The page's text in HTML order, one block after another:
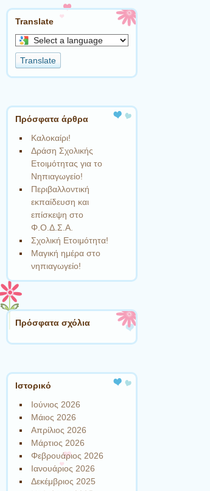
Translate
Select
a
language
to
this
page
Translate
Πρόσφατα άρθρα
Καλοκαίρι!
Δράση Σχολικής
Ετοιμότητας για το
Νηπιαγωγείο!
Περιβαλλοντική
εκπαίδευση και
επίσκεψη στο
Φ.Ο.Δ.Σ.Α.
Σχολική Ετοιμότητα!
Μαγική ημέρα στο
νηπιαγωγείο!
Πρόσφατα σχόλια
Ιστορικό
Ιούνιος 2026
Μάιος 2026
Απρίλιος 2026
Μάρτιος 2026
Φεβρουάριος 2026
Ιανουάριος 2026
Δεκέμβριος 2025